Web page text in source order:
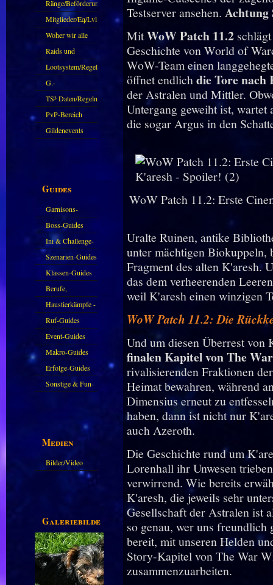
Ränge/Beförderungen
Mitglieder/Eq/Lvl
Woher wir alle
kommen.
Raids und
Zubehör
Lootsystem/Regeln
G.-
Sparkasse/Goldleihen
TS³ Daten/Regeln
PvP-Bereich
Gildenevents
Guides
Garnisons-
Guides
Boss-Guides
Ini & Challenge-
Guides
Szenarien-Guides
Klassen-Guides
Berufe,
Farmkarten und
Haustiere
Haustierkämpfe -
Guide
Ruf-Guides
Event-Guides
Makro-Guides
Erfolge-Guides
Sonstige & Fun-
Medien
Bilder/Video
Galeriebilder
Testserver ansehen. Achtung
MitWoW Patch 11.2
Geschichte von World of
WoW-Team einen
öffnet endlichdie Tore nach
der Astralen und Mittler.
Untergang geweiht ist,
die sogar Argus in den
WoW Patch 11.2: Erste
Uralte Ruinen, antike
unter mächtigen Biokuppeln,
Fragment des alten K'aresh.
das dem verheerenden
weil K'aresh einen winzigen
WoW Patch 11.2: Die
Und um diesen Überrest von
finalen Kapitel von The
rivalisierenden Fraktionen
Heimat bewahren, während
Dimensius erneut zu
haben, dann ist nicht nur
auch Azeroth.
Die Geschichte rund um
Lorenhall ihr Unwesen
verwirrend. Wie bereits
K'aresh, die jeweils sehr
Gesellschaft der Astralen ist
so genau, wer uns
bereit, mit unseren Helden
Story-Kapitel von The War
zusammenzuarbeiten.